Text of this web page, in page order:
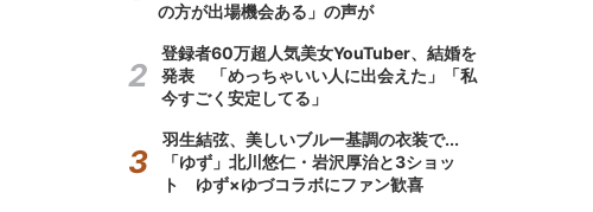
の方が出場機会ある」の声が
登録者60万超人気美女YouTuber、結婚を
発表 「めっちゃいい人に出会えた」「私
今すごく安定してる」
羽生結弦、美しいブルー基調の衣装で...
「ゆず」北川悠仁・岩沢厚治と3ショッ
ト ゆず×ゆづコラボにファン歓喜